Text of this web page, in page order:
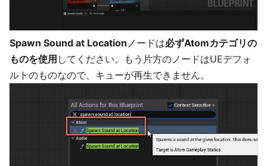
Spawn Sound at Location ノードは必ずAtomカテゴリの
ものを使用 してください。もう片方のノードはUEデフォ
ルトのものなので、キューが再生できません。